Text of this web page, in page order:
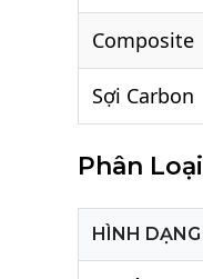
Composite
Sợi Carbon
Phân
HÌNH DẠNG